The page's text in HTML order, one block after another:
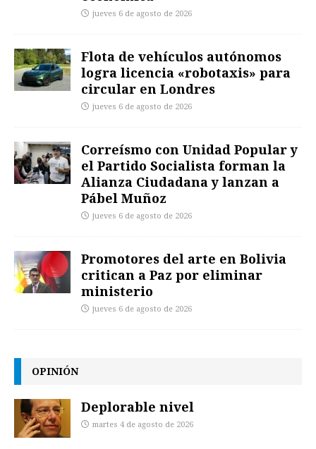
jueves 6 de agosto de 2026
Flota de vehículos autónomos
logra licencia «robotaxis» para
circular en Londres
jueves 6 de agosto de 2026
Correísmo con Unidad Popular y
el Partido Socialista forman la
Alianza Ciudadana y lanzan a
Pábel Muñoz
jueves 6 de agosto de 2026
Promotores del arte en Bolivia
critican a Paz por eliminar
ministerio
jueves 6 de agosto de 2026
OPINIÓN
Deplorable nivel
martes 4 de agosto de 2026